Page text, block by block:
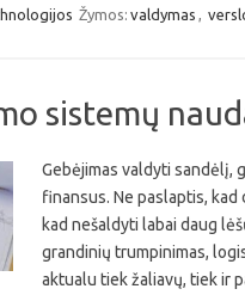
Žymos: valdymas ,
sistemų
Gebėjimas valdyti sandėlį,
finansus. Ne paslaptis,
kad nešaldyti labai daug
grandinių trumpinimas,
aktualu tiek žaliavų, tiek ir